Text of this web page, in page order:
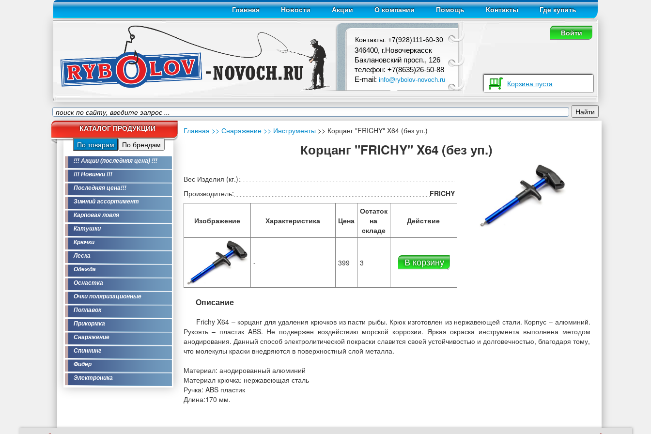
Главная Новости Акции О компании Помощь Контакты Где купить
Контакты: +7(928)111-60-30
346400, г.Новочеркасск
Баклановский просп., 126
телефон: +7(8635)26-50-88
E-mail: info@rybolov-novoch.ru
Войти
Корзина пуста
КАТАЛОГ ПРОДУКЦИИ
По товарам По брендам
!!! Акции (последняя цена) !!!
!!! Новинки !!!
Последняя цена!!!
Зимний ассортимент
Карповая ловля
Катушки
Крючки
Леска
Одежда
Оснастка
Очки поляризационные
Поплавок
Прикормка
Снаряжение
Спиннинг
Фидер
Электроника
Главная >> Снаряжение>> Инструменты>> Корцанг "FRICHY" X64 (без уп.)
Корцанг "FRICHY" X64 (без уп.)
Вес Изделия (кг.):
Производитель:
FRICHY
Изображение Характеристика Цена
Остаток
на
складе
Действие
- 399 3 В корзину
Описание
Frichy X64 – корцанг для удаления крючков из пасти рыбы. Крюк изготовлен из нержавеющей стали. Корпус – алюминий.
Рукоять – пластик ABS. Не подвержен воздействию морской коррозии. Яркая окраска инструмента выполнена методом
анодирования. Данный способ электролитической покраски славится своей устойчивостью и долговечностью, благодаря тому,
что молекулы краски внедряются в поверхностный слой металла.
Материал: анодированный алюминий
Материал крючка: нержавеющая сталь
Ручка: ABS пластик
Длина:170 мм.